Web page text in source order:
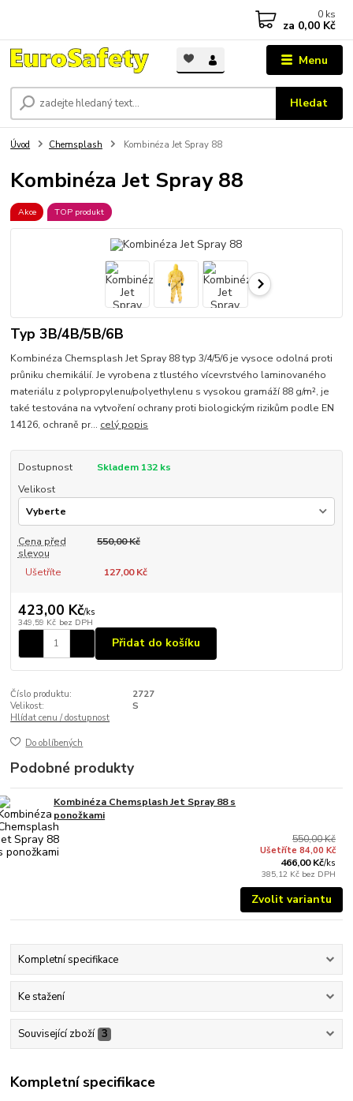
Menu
Hledat
0 ks
za 0,00 Kč
Úvod Chemsplash Kombinéza Jet Spray 88
Kombinéza Jet Spray 88
Akce TOP produkt
Typ 3B/4B/5B/6B
Kombinéza Chemsplash Jet Spray 88 typ 3/4/5/6 je vysoce odolná proti
průniku chemikálií. Je vyrobena z tlustého vícevrstvého laminovaného
materiálu z polypropylenu/polyethylenu s vysokou gramáží 88 g/m², je
také testována na vytvoření ochrany proti biologickým rizikům podle EN
14126, ochraně pr... celý popis
Dostupnost
Skladem 132 ks
Velikost
Cena před
slevou
550,00 Kč
Ušetříte 127,00 Kč
423,00 Kč/ks
349,59 Kč bez DPH
Přidat do košíku
Číslo produktu:
2727
Velikost:
S
Hlídat cenu / dostupnost
Do oblíbených
Podobné produkty
Kombinéza Chemsplash Jet Spray 88 s
ponožkami
550,00 Kč
Ušetříte 84,00 Kč
466,00 Kč/ks
385,12 Kč bez DPH
Zvolit variantu
Kompletní specifikace
Ke stažení
Související zboží 3
Kompletní specifikace